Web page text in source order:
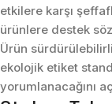
etkilere karşı
ürünlere destek
Ürün
ekolojik etiket
yorumlanacağını